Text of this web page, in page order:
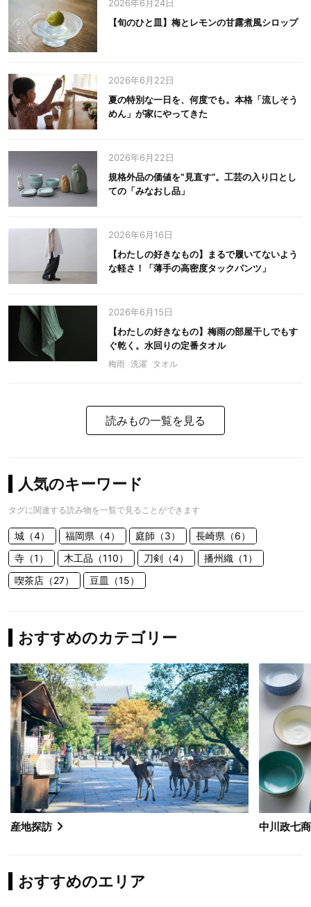
2026年6月24日
【旬のひと皿】梅とレモンの甘露煮風シロップ
2026年6月22日
夏の特別な一日を、何度でも。本格「流しそう
めん」が家にやってきた
2026年6月22日
規格外品の価値を‟見直す”。工芸の入り口とし
ての「みなおし品」
2026年6月16日
【わたしの好きなもの】まるで履いてないよう
な軽さ！「薄手の高密度タックパンツ」
2026年6月15日
【わたしの好きなもの】梅雨の部屋干しでもす
ぐ乾く。水回りの定番タオル
梅雨 洗濯 タオル
読みもの一覧を見る
人気のキーワード
タグに関連する読み物を一覧で見ることができます
城（4） 福岡県（4） 庭師（3）
長崎県（6）
寺（1）
木工品（110） 刀剣（4）
播州織（1）
喫茶店（27）
豆皿（15）
おすすめのカテゴリー
産地探訪 中川政七
おすすめのエリア